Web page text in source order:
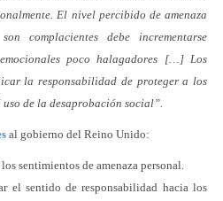
El nivel percibido de amenaza
complacientes debe incrementarse
poco halagadores […] Los
la responsabilidad de proteger a los
de la desaprobación social”.
al gobierno del Reino Unido:
sentimientos de amenaza personal.
el sentido de responsabilidad hacia los